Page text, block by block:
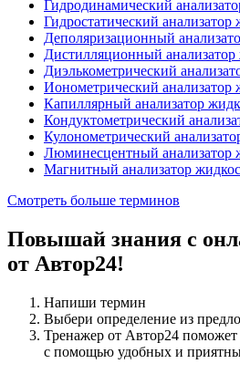
Гидродинамический
Гидростатический анализатор
Деполяризационный
Дистилляционный анализатор
Диэлькометрический
Ионометрический анализатор
Капиллярный анализатор
Кондуктометрический
Кулонометрический
Люминесцентный анализатор
Магнитный анализатор
Смотреть больше терминов
Повышай знания с
от Автор24!
Напиши термин
Выбери определение из
Тренажер от Автор24
с помощью удобных и